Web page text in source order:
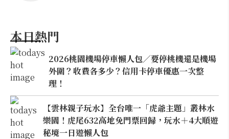
本日熱門
2026桃園機場停車懶人包／要停桃機還是機場
外圍？收費各多少？信用卡停車優惠一次整
理！
【雲林親子玩水】全台唯一「虎爺主題」叢林水
樂園！虎尾632高地免門票回歸，玩水＋4大順遊
秘境一日遊懶人包